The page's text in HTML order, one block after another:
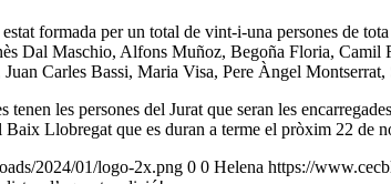
formada per un total de vint-i-una persones de
Dal Maschio, Alfons Muñoz, Begoña Floria,
Carles Bassi, Maria Visa, Pere Àngel
tenen les persones del Jurat que seran les
Llobregat que es duran a terme el pròxim 22 de
2024/01/logo-2x.png 0 0 Helena https://